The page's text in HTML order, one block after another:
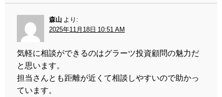
森山 より:
2025年11月18日 10:51 AM
気軽に相談ができるのはグラーツ投資顧問の魅力だ
と思います。
担当さんとも距離が近くて相談しやすいので助かっ
ています。